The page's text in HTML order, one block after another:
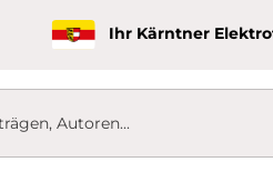
Ihr Kärntner